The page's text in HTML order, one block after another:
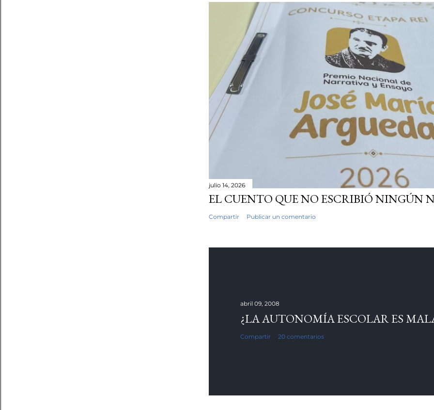
julio 14, 2026
EL CUENTO QUE NO ESCRIBIÓ NINGÚN
Compartir Publicar un comentario
abril 09, 2008
¿LA AUTONOMÍA ESCOLAR ES
Compartir 20 comentarios